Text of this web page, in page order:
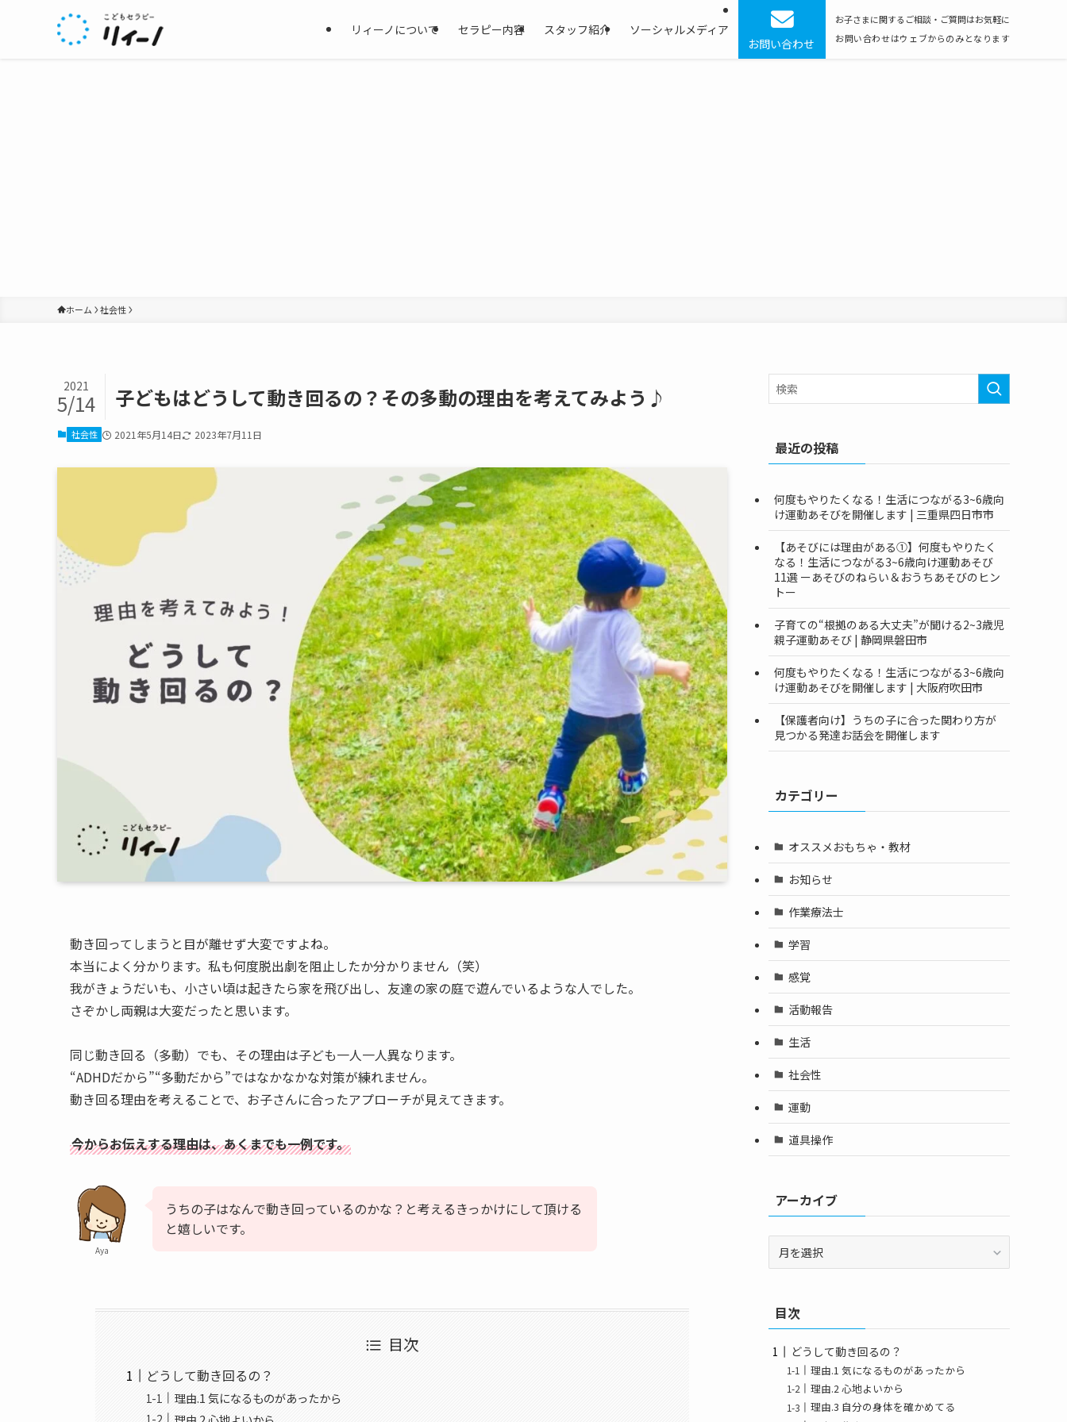
リィーノについて セラピー内容 スタッフ紹介
ソーシャルメディア
お問い合わせ
お子さまに関するご相談・ご質問はお気軽に
お問い合わせはウェブからのみとなります
ホーム 社会性
子どもはどうして動き回るの？その多動の理由を考えてみよう♪
2021
5/14
社会性 2021年5月14日 2023年7月11日
動き回ってしまうと目が離せず大変ですよね。
本当によく分かります。私も何度脱出劇を阻止したか分かりません（笑）
我がきょうだいも、小さい頃は起きたら家を飛び出し、友達の家の庭で遊んでいるような人でした。
さぞかし両親は大変だったと思います。
同じ動き回る（多動）でも、その理由は子ども一人一人異なります。
“ADHDだから”“多動だから”ではなかなかな対策が練れません。
動き回る理由を考えることで、お子さんに合ったアプローチが見えてきます。
今からお伝えする理由は、あくまでも一例です。
Aya
うちの子はなんで動き回っているのかな？と考えるきっかけにして頂ける
と嬉しいです。
目次
どうして動き回るの？
理由.1 気になるものがあったから
最近の投稿
何度もやりたくなる！生活につながる3~6歳向
け運動あそびを開催します | 三重県四日市市
【あそびには理由がある①】何度もやりたく
なる！生活につながる3~6歳向け運動あそび
11選 ーあそびのねらい＆おうちあそびのヒン
トー
子育ての“根拠のある大丈夫”が聞ける2~3歳児
親子運動あそび | 静岡県磐田市
何度もやりたくなる！生活につながる3~6歳向
け運動あそびを開催します | 大阪府吹田市
【保護者向け】うちの子に合った関わり方が
見つかる発達お話会を開催します
カテゴリー
オススメおもちゃ・教材
お知らせ
作業療法士
学習
感覚
活動報告
生活
社会性
運動
道具操作
アーカイブ
ブ目次
どうして動き回るの？
理由.1 気になるものがあったから
理由.2 心地よいから
理由.3 自分の身体を確かめてる